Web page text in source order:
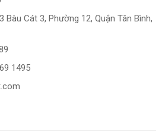
Bàu Cát 3, Phường 12, Quận Tân Bình,
1495